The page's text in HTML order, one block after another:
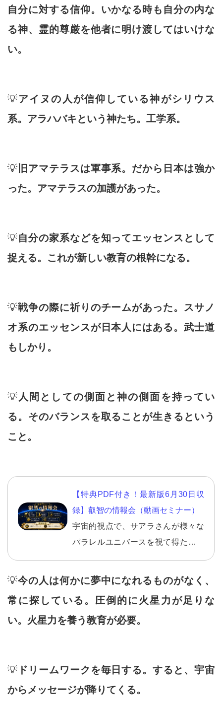
自分に対する信仰。いかなる時も自分の内な
る神、霊的尊厳を他者に明け渡してはいけな
い。
💡アイヌの人が信仰している神がシリウス
系。アラハバキという神たち。工学系。
💡 旧アマテラスは軍事系。だから日本は強か
った。アマテラスの加護があった。
💡自分の家系などを知ってエッセンスとして
捉える。これが新しい教育の根幹になる。
💡戦争の際に祈りのチームがあった。スサノ
オ系のエッセンスが日本人にはある。武士道
もしかり。
💡 人間としての側面と神の側面を持ってい
る。そのバランスを取ることが生きるという
こと。
【特典PDF付き！最新版6月30日収
録】叡智の情報会（動画セミナー）
宇宙的視点で、サアラさんが様々な
パラレルユニバースを視て得た、最
💡今の人は何かに夢中になれるものがなく、
常に探している。圧倒的に火星力が足りな
い。火星力を養う教育が必要。
💡 ドリームワークを毎日する。すると、宇宙
からメッセージが降りてくる。